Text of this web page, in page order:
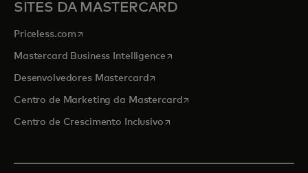
SITES DA MASTERCARD
Priceless.com abre em uma nova guia
Mastercard Business Intelligenceabre em uma nova guia
Desenvolvedores Mastercardabre em uma nova guia
Centro de Marketing da Mastercardabre em uma nova guia
Centro de Crescimento Inclusivoabre em uma nova guia